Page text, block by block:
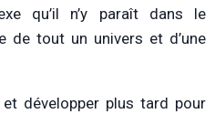
qu’il n’y paraît dans le
de tout un univers et d’une
et développer plus tard pour